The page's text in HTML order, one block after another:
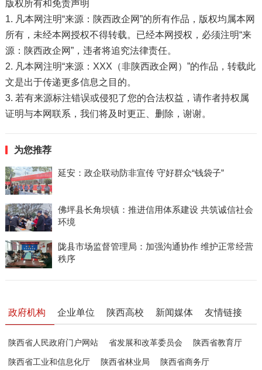
版权所有和免责声明
1. 凡本网注明“来源：陕西政企网”的所有作品，版权均属本网
所有，未经本网授权不得转载。已经本网授权，必须注明“来
源：陕西政企网”，违者将追究法律责任。
2. 凡本网注明“来源：XXX（非陕西政企网）”的作品，转载此
文是出于传递更多信息之目的。
3. 若有来源标注错误或侵犯了您的合法权益，请作者持权属
证明与本网联系，我们将及时更正、删除，谢谢。
为您推荐
延安：政企联动防非宣传 守好群众“钱袋子”
佛坪县长角坝镇：推进信用体系建设 共筑诚信社会
环境
陇县市场监督管理局：加强沟通协作 维护正常经营
秩序
政府机构 企业单位 陕西高校 新闻媒体 友情链接
陕西省人民政府门户网站 省发展和改革委员会 陕西省教育厅
陕西省工业和信息化厅 陕西省林业局 陕西省商务厅